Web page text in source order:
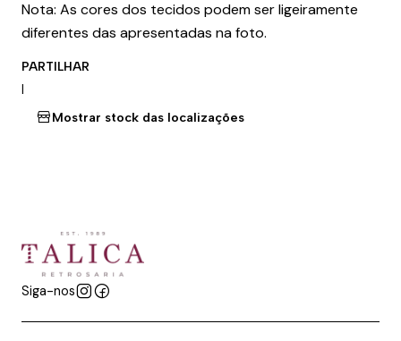
Nota: As cores dos tecidos podem ser ligeiramente
diferentes das apresentadas na foto.
PARTILHAR
|
Mostrar stock das localizações
Siga-nos